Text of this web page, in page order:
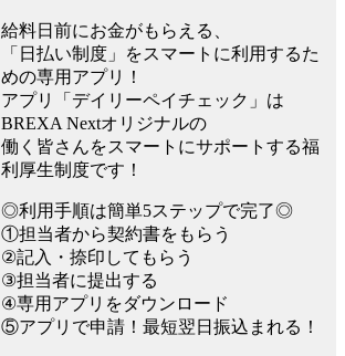
給料日前にお金がもらえる、
「日払い制度」をスマートに利用するた
めの専用アプリ！
アプリ「デイリーペイチェック」は
BREXA Nextオリジナルの
働く皆さんをスマートにサポートする福
利厚生制度です！
◎利用手順は簡単5ステップで完了◎
①担当者から契約書をもらう
②記入・捺印してもらう
③担当者に提出する
④専用アプリをダウンロード
⑤アプリで申請！最短翌日振込まれる！